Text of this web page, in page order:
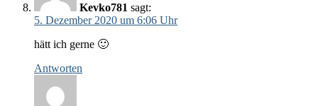
Kevko781 sagt:
5. Dezember 2020 um 6:06 Uhr
hätt ich gerne 🙂
Antworten